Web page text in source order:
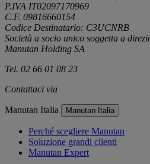
P.IVA IT02097170969
C.F. 09816660154
Codice Destinatario: C3UCNRB
Società a socio unico soggetta a
Manutan Holding SA
Tel. 02 66 01 08 23
Contattaci via
Manutan Italia Manutan Italia
Perché scegliere Manutan
Soluzione grandi clienti
Manutan Expert